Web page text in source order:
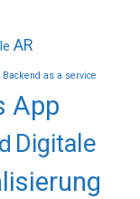
AR
Backend as a service
App
Digitale